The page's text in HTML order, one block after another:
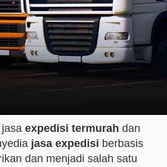
expedisi termurah dan
jasa expedisi berbasis
dan menjadi salah satu